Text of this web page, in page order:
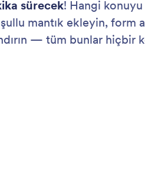
sürecek! Hangi
mantık ekleyin, form
— tüm bunlar hiçbir